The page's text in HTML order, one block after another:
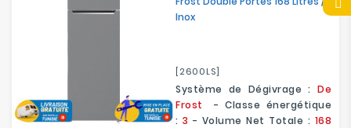
Inox
[2600LS]
Système de Dégivrage : De
Frost
- Classe énergétique
: 3 - Volume Net Totale : 168